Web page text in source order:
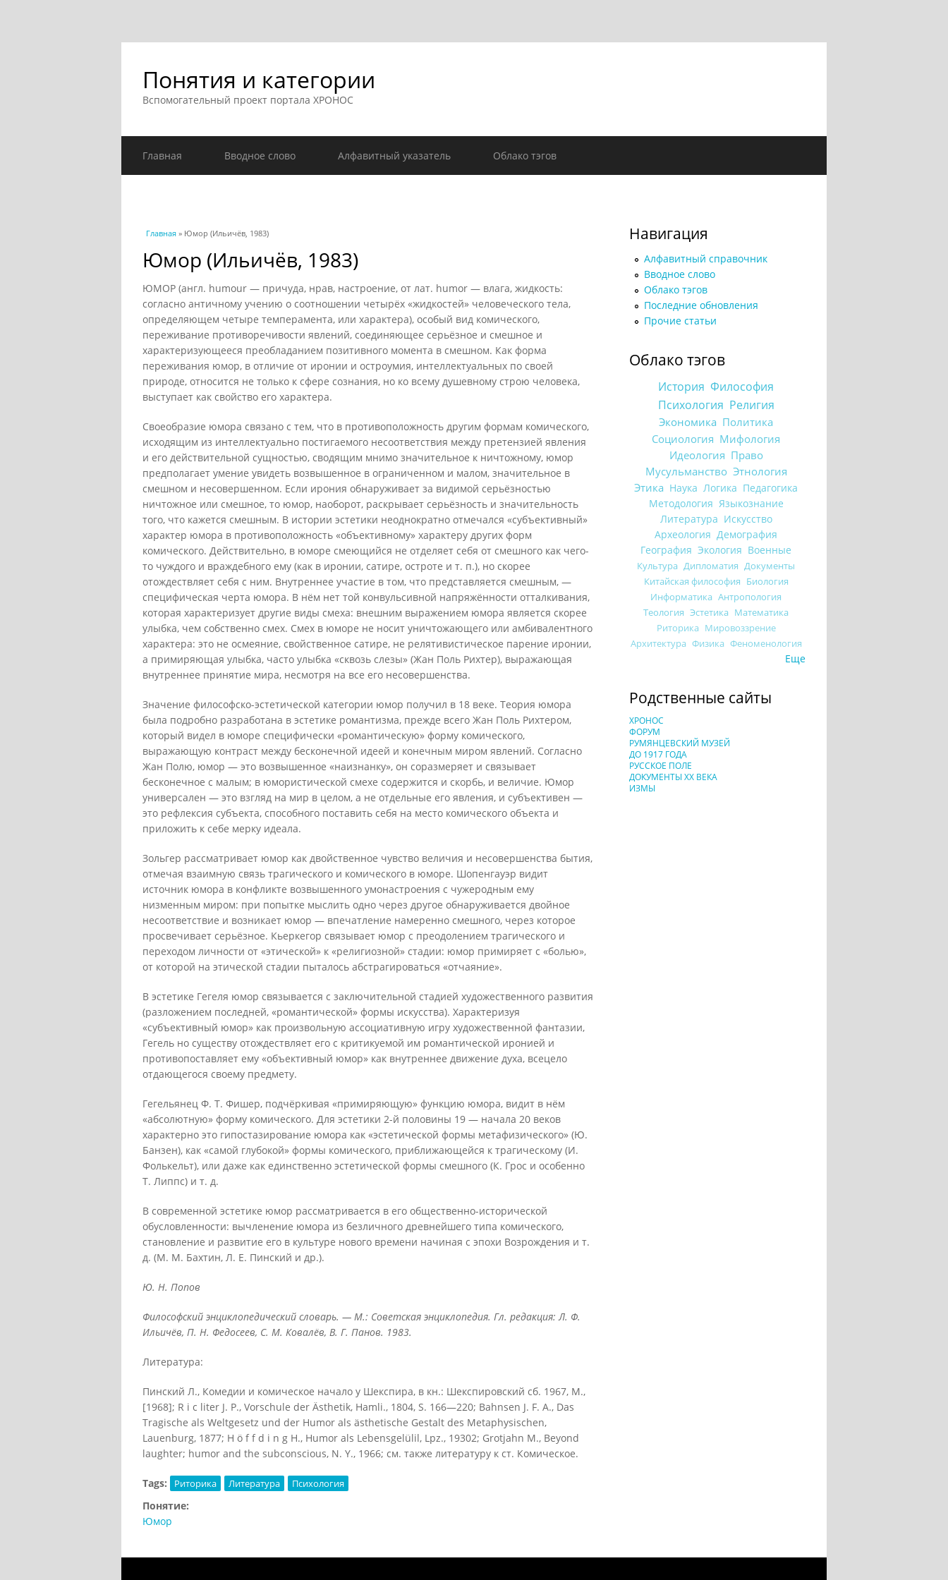
Понятия и категории
Вспомогательный проект портала ХРОНОС
Главная Вводное слово Алфавитный указатель Облако тэгов
Вы здесь
Главная » Юмор (Ильичёв, 1983)
Юмор (Ильичёв, 1983)
ЮМОР (англ. humour — причуда, нрав, настроение, от лат. humor — влага, жидкость:
согласно античному учению о соотношении четырёх «жидкостей» человеческого тела,
определяющем четыре темперамента, или характера), особый вид комического,
переживание противоречивости явлений, соединяющее серьёзное и смешное и
характеризующееся преобладанием позитивного момента в смешном. Как форма
переживания юмор, в отличие от иронии и остроумия, интеллектуальных по своей
природе, относится не только к сфере сознания, но ко всему душевному строю человека,
выступает как свойство его характера.
Своеобразие юмора связано с тем, что в противоположность другим формам комического,
исходящим из интеллектуально постигаемого несоответствия между претензией явления
и его действительной сущностью, сводящим мнимо значительное к ничтожному, юмор
предполагает умение увидеть возвышенное в ограниченном и малом, значительное в
смешном и несовершенном. Если ирония обнаруживает за видимой серьёзностью
ничтожное или смешное, то юмор, наоборот, раскрывает серьёзность и значительность
того, что кажется смешным. В истории эстетики неоднократно отмечался «субъективный»
характер юмора в противоположность «объективному» характеру других форм
комического. Действительно, в юморе смеющийся не отделяет себя от смешного как чего-
то чуждого и враждебного ему (как в иронии, сатире, остроте и т. п.), но скорее
отождествляет себя с ним. Внутреннее участие в том, что представляется смешным, —
специфическая черта юмора. В нём нет той конвульсивной напряжённости отталкивания,
которая характеризует другие виды смеха: внешним выражением юмора является скорее
улыбка, чем собственно смех. Смех в юморе не носит уничтожающего или амбивалентного
характера: это не осмеяние, свойственное сатире, не релятивистическое парение иронии,
а примиряющая улыбка, часто улыбка «сквозь слезы» (Жан Поль Рихтер), выражающая
внутреннее принятие мира, несмотря на все его несовершенства.
Значение философско-эстетической категории юмор получил в 18 веке. Теория юмора
была подробно разработана в эстетике романтизма, прежде всего Жан Поль Рихтером,
который видел в юморе специфически «романтическую» форму комического,
выражающую контраст между бесконечной идеей и конечным миром явлений. Согласно
Жан Полю, юмор — это возвышенное «наизнанку», он соразмеряет и связывает
бесконечное с малым; в юмористической смехе содержится и скорбь, и величие. Юмор
универсален — это взгляд на мир в целом, а не отдельные его явления, и субъективен —
это рефлексия субъекта, способного поставить себя на место комического объекта и
приложить к себе мерку идеала.
Зольгер рассматривает юмор как двойственное чувство величия и несовершенства бытия,
отмечая взаимную связь трагического и комического в юморе. Шопенгауэр видит
источник юмора в конфликте возвышенного умонастроения с чужеродным ему
низменным миром: при попытке мыслить одно через другое обнаруживается двойное
несоответствие и возникает юмор — впечатление намеренно смешного, через которое
просвечивает серьёзное. Кьеркегор связывает юмор с преодолением трагического и
переходом личности от «этической» к «религиозной» стадии: юмор примиряет с «болью»,
от которой на этической стадии пыталось абстрагироваться «отчаяние».
В эстетике Гегеля юмор связывается с заключительной стадией художественного развития
(разложением последней, «романтической» формы искусства). Характеризуя
«субъективный юмор» как произвольную ассоциативную игру художественной фантазии,
Гегель но существу отождествляет его с критикуемой им романтической иронией и
противопоставляет ему «объективный юмор» как внутреннее движение духа, всецело
отдающегося своему предмету.
Гегельянец Ф. Т. Фишер, подчёркивая «примиряющую» функцию юмора, видит в нём
«абсолютную» форму комического. Для эстетики 2-й половины 19 — начала 20 веков
характерно это гипостазирование юмора как «эстетической формы метафизического» (Ю.
Банзен), как «самой глубокой» формы комического, приближающейся к трагическому (И.
Фолькельт), или даже как единственно эстетической формы смешного (К. Грос и особенно
Т. Липпс) и т. д.
В современной эстетике юмор рассматривается в его общественно-исторической
обусловленности: вычленение юмора из безличного древнейшего типа комического,
становление и развитие его в культуре нового времени начиная с эпохи Возрождения и т.
д. (Μ. Μ. Бахтин, Л. Е. Пинский и др.).
Ю. H. Попов
Философский энциклопедический словарь. — М.: Советская энциклопедия. Гл. редакция: Л. Ф.
Ильичёв, П. Н. Федосеев, С. М. Ковалёв, В. Г. Панов. 1983.
Литература:
Πинский Л., Комедии и комическое начало у Шекспира, в кн.: Шекспировский сб. 1967, М.,
[1968]; R i с liter J. Р., Vorschule der Ästhetik, Hamli., 1804, S. 166—220; Bahnsen J. F. A., Das
Tragische als Weltgesetz und der Humor als ästhetische Gestalt des Metaphysischen,
Lauenburg, 1877; H ö f f d i n g H., Humor als Lebensgelülil, Lpz., 19302; Grotjahn M., Beyond
laughter; humor and the subconscious, N. Y., 1966; см. также литературу к ст. Комическое.
Tags: Риторика Литература Психология
Понятие:
Юмор
Навигация
Алфавитный справочник
Вводное слово
Облако тэгов
Последние обновления
Прочие статьи
Облако тэгов
История Философия
Психология Религия
Экономика Политика
Социология Мифология
Идеология Право
Мусульманство Этнология
Этика Наука Логика Педагогика
Методология Языкознание
Литература Искусство
Археология Демография
География Экология Военные
Культура Дипломатия Документы
Китайская философия Биология
Информатика Антропология
Теология Эстетика Математика
Риторика Мировоззрение
Архитектура Физика Феноменология
Еще
Родственные сайты
ХРОНОС
ФОРУМ
РУМЯНЦЕВСКИЙ МУЗЕЙ
ДО 1917 ГОДА
РУССКОЕ ПОЛЕ
ДОКУМЕНТЫ XX ВЕКА
ИЗМЫ